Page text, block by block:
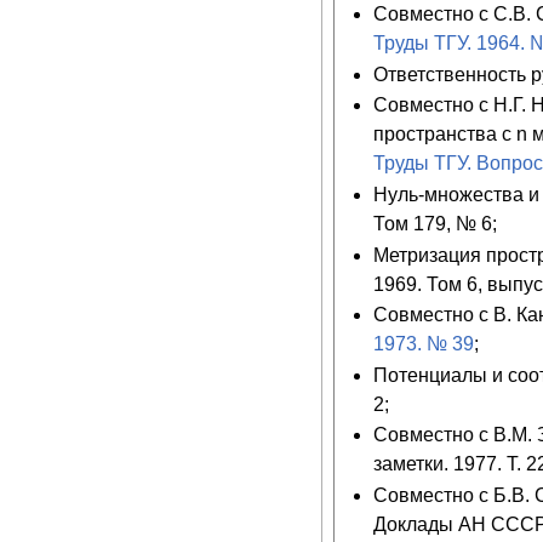
Совместно с С.В.
Труды ТГУ. 1964.
Ответственность
Совместно с Н.Г.
пространства с n
Труды ТГУ.
Нуль-множества
Том 179, № 6;
Метризация
1969. Том 6,
Совместно с В.
1973. № 39;
Потенциалы и
2;
Совместно с В.М.
заметки. 1977. Т.
Совместно с Б.В.
Доклады АН